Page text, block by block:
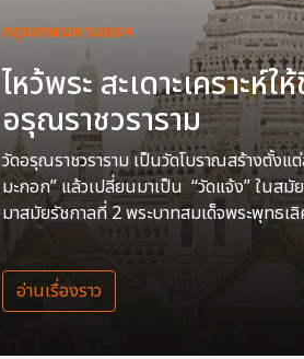
กรุงเทพมหานครฯ
ไหว้พระ สะเดาะเคราะห์
อรุณราชวราราม
วัดอรุณราชวราราม เป็นวัดโบราณสร้างตั้งแ
มะกอก” แล้วเปลี่ยนมาเป็น “วัดแจ้ง” ในสมั
มาสมัยรัชกาลที่ 2 พระบาทสมเด็จพระพุทธเ
อ่านเรื่องราว